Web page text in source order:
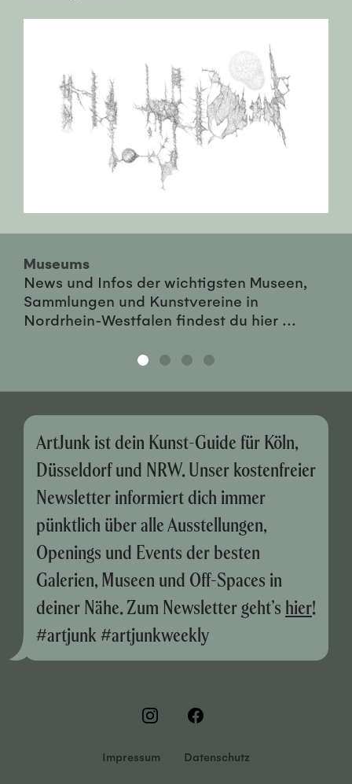
Museums
News und Infos der wichtigsten Museen,
Sammlungen und Kunstvereine in
Nordrhein-Westfalen findest du hier ...
ArtJunk ist dein Kunst-Guide für Köln,
Düsseldorf und NRW. Unser kostenfreier
Newsletter informiert dich immer
pünktlich über alle Ausstellungen,
Openings und Events der besten
Galerien, Museen und Off-Spaces in
deiner Nähe. Zum Newsletter geht’s hier!
#artjunk #artjunkweekly
Impressum Datenschutz